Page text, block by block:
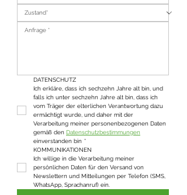
DATENSCHUTZ
Ich erkläre, dass ich sechzehn Jahre alt bin, und
falls ich unter sechzehn Jahre alt bin, dass ich
vom Träger der elterlichen Verantwortung dazu
ermächtigt wurde, und daher mit der
Verarbeitung meiner personenbezogenen Daten
gemäß den Datenschutzbestimmungen
einverstanden bin *
KOMMUNIKATIONEN
Ich willige in die Verarbeitung meiner
persönlichen Daten für den Versand von
Newslettern und Mitteilungen per Telefon (SMS,
WhatsApp, Sprachanruf) ein.